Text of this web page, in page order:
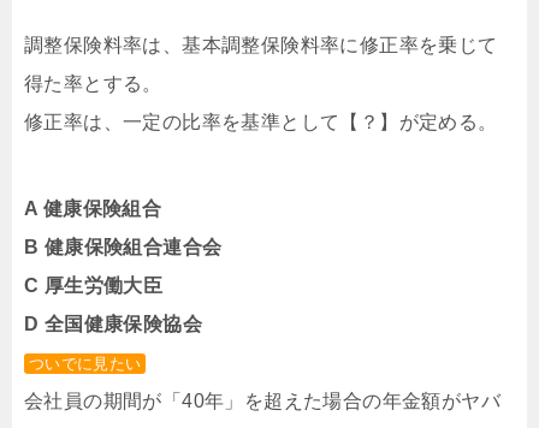
調整保険料率は、基本調整保険料率に修正率を乗じて
得た率とする。
修正率は、一定の比率を基準として【？】が定める。
A 健康保険組合
B 健康保険組合連合会
C 厚生労働大臣
D 全国健康保険協会
ついでに見たい
会社員の期間が「40年」を超えた場合の年金額がヤバ